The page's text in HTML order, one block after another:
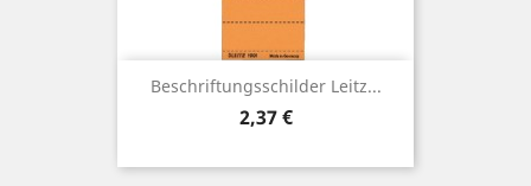
Beschriftungsschilder Leitz...
Preis
2,37 €